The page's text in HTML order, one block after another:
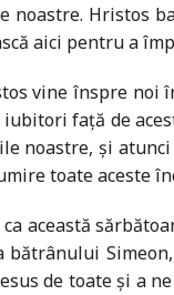
noastre. Hristos
aici pentru a
vine înspre noi
față de
noastre, și
toate aceste
această
bătrânului
de toate și a